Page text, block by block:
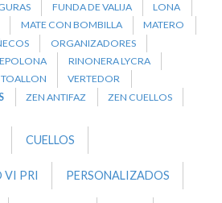
FUNDA DE VALIJA
LONA
MATE CON BOMBILLA
MATERO
ORGANIZADORES
RINONERA LYCRA
TOALLON
VERTEDOR
ZEN ANTIFAZ ZEN CUELLOS
CUELLOS
VI PRI PERSONALIZADOS